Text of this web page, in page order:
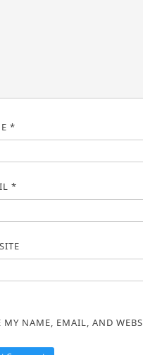
*
*
MY NAME, EMAIL, AND